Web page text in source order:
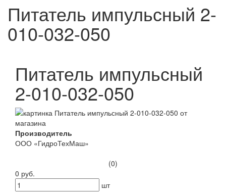
Питатель импульсный 2-
010-032-050
Питатель импульсный
2-010-032-050
Производитель
ООО «ГидроТехМаш»
(0)
0 руб.
шт